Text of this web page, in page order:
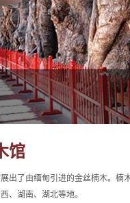
馆
出了由缅甸引进的金丝楠木。楠
、湖南、湖北等地。